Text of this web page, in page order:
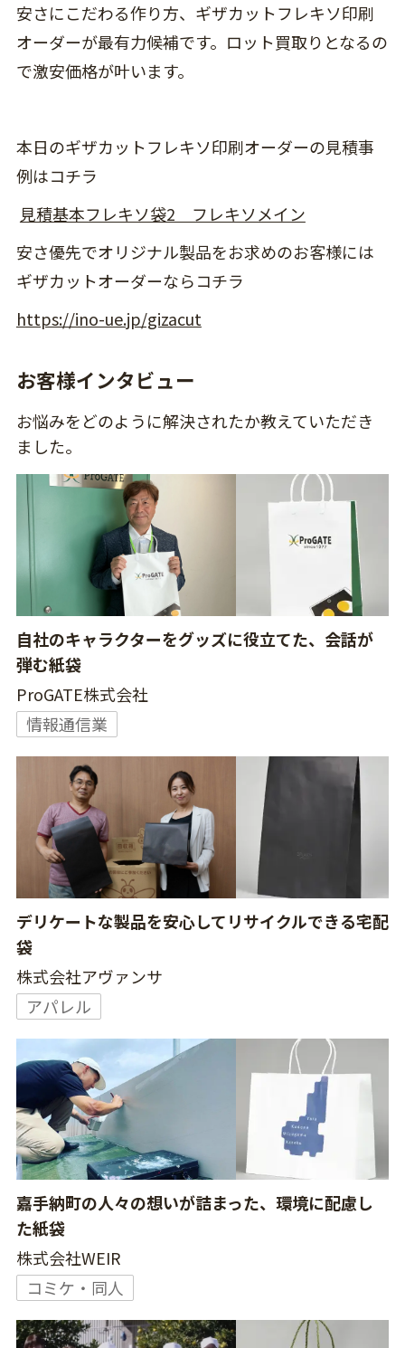
安さにこだわる作り方、ギザカットフレキソ印刷
オーダーが最有力候補です。ロット買取りとなるの
で激安価格が叶います。
本日のギザカットフレキソ印刷オーダーの見積事
例はコチラ
見積基本フレキソ袋2 フレキソメイン
安さ優先でオリジナル製品をお求めのお客様には
ギザカットオーダーならコチラ
https://ino-ue.jp/gizacut
お客様インタビュー
お悩みをどのように解決されたか教えていただき
ました。
自社のキャラクターをグッズに役立てた、会話が
弾む紙袋
ProGATE株式会社
情報通信業
デリケートな製品を安心してリサイクルできる宅配
袋
株式会社アヴァンサ
アパレル
嘉手納町の人々の想いが詰まった、環境に配慮し
た紙袋
株式会社WEIR
コミケ・同人